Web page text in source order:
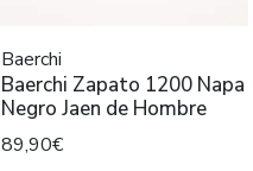
Baerchi
Baerchi Zapato 1200 Napa
Negro Jaen de Hombre
89,90€